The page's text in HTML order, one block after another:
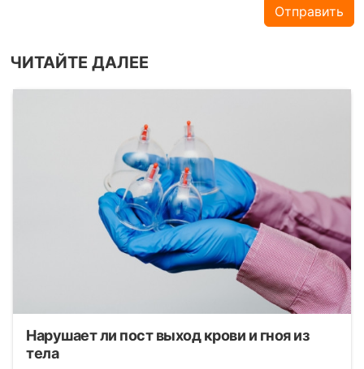
Отправить
ЧИТАЙТЕ ДАЛЕЕ
Нарушает ли пост выход крови и гноя из
тела